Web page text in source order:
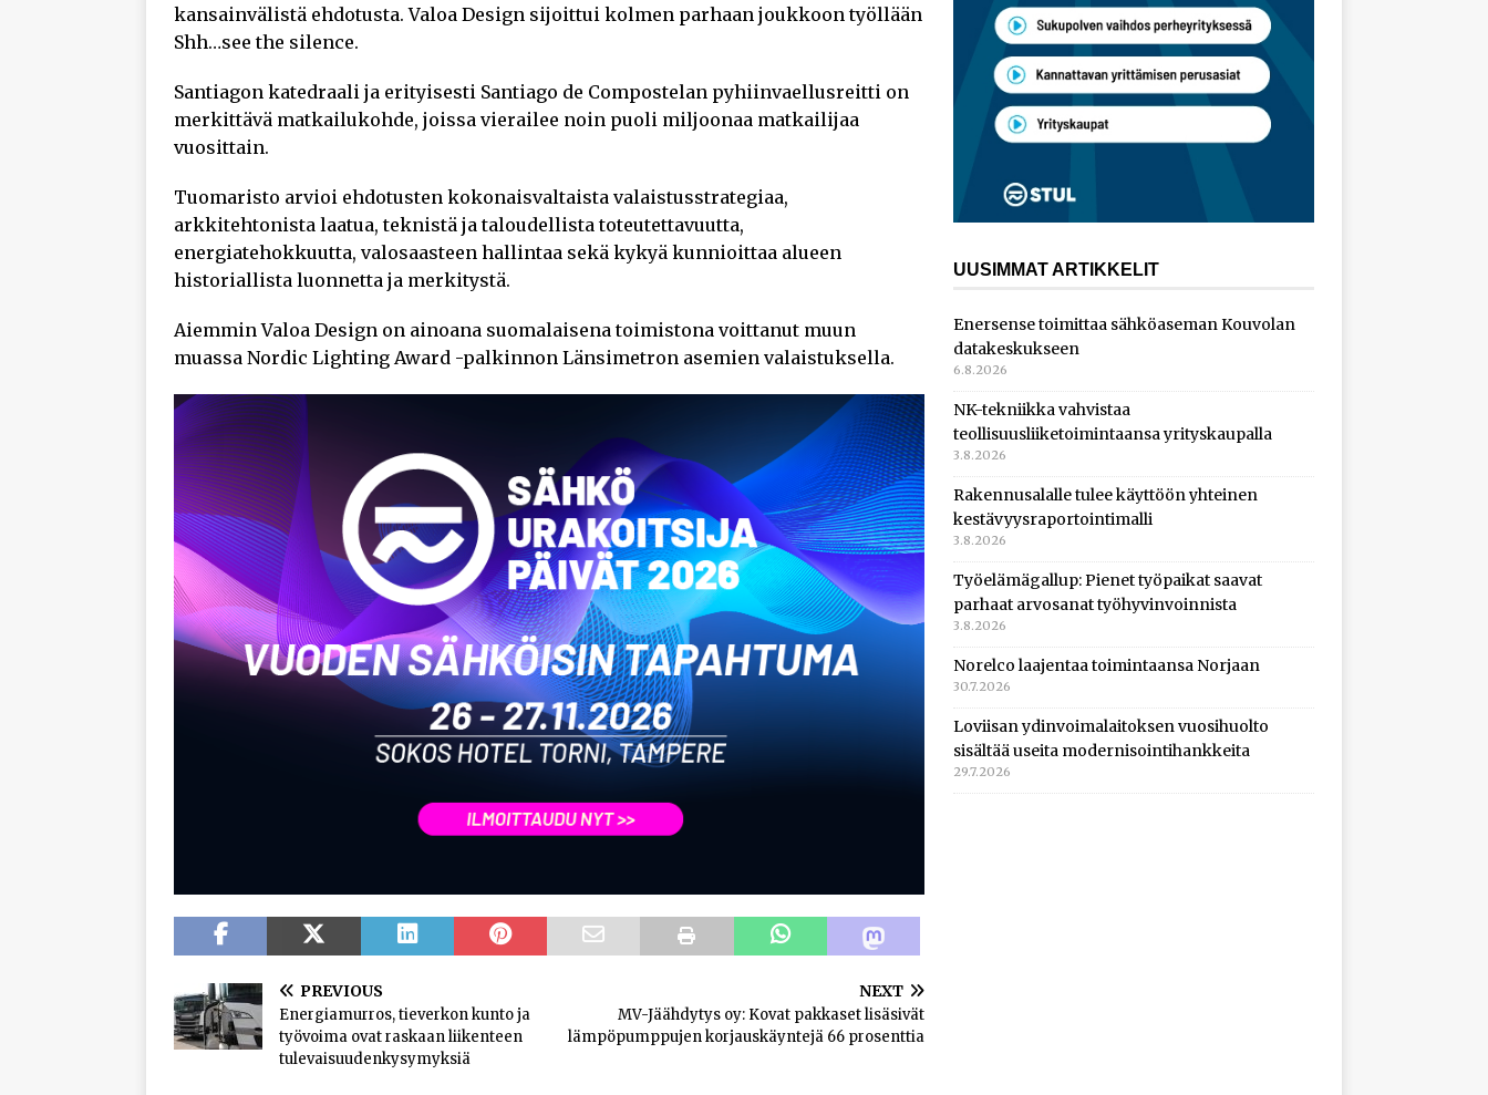
kansainvälistä ehdotusta. Valoa Design sijoittui kolmen parhaan joukkoon työllään
Shh…see the silence.
Santiagon katedraali ja erityisesti Santiago de Compostelan pyhiinvaellusreitti on
merkittävä matkailukohde, joissa vierailee noin puoli miljoonaa matkailijaa
vuosittain.
Tuomaristo arvioi ehdotusten kokonaisvaltaista valaistusstrategiaa,
arkkitehtonista laatua, teknistä ja taloudellista toteutettavuutta,
energiatehokkuutta, valosaasteen hallintaa sekä kykyä kunnioittaa alueen
historiallista luonnetta ja merkitystä.
Aiemmin Valoa Design on ainoana suomalaisena toimistona voittanut muun
muassa Nordic Lighting Award -palkinnon Länsimetron asemien valaistuksella.
PREVIOUS
Energiamurros, tieverkon kunto ja
työvoima ovat raskaan liikenteen
tulevaisuudenkysymyksiä
NEXT
MV-Jäähdytys oy: Kovat pakkaset lisäsivät
lämpöpumppujen korjauskäyntejä 66 prosenttia
UUSIMMAT ARTIKKELIT
Enersense toimittaa sähköaseman Kouvolan
datakeskukseen
6.8.2026
NK-tekniikka vahvistaa
teollisuusliiketoimintaansa yrityskaupalla
3.8.2026
Rakennusalalle tulee käyttöön yhteinen
kestävyysraportointimalli
3.8.2026
Työelämägallup: Pienet työpaikat saavat
parhaat arvosanat työhyvinvoinnista
3.8.2026
Norelco laajentaa toimintaansa Norjaan
30.7.2026
Loviisan ydinvoimalaitoksen vuosihuolto
sisältää useita modernisointihankkeita
29.7.2026